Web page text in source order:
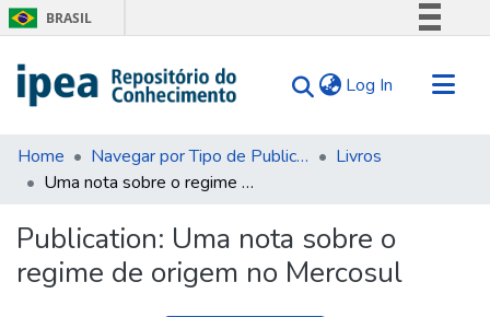
BRASIL
Comunica BR
Acesso à informação
Log In (current)
Communities & Collections
Search for
Statistics
About Us
Home Navegar por Tipo de Publicação
Livros
Uma nota sobre o regime de origem no Mercosul
Publication: Uma nota sobre o
regime de origem no Mercosul